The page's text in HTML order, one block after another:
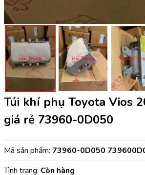
Túi khí phụ Toyota Vios
giá rẻ 73960-0D050
Mã sản phẩm: 73960-0D050
Tình trạng: Còn hàng